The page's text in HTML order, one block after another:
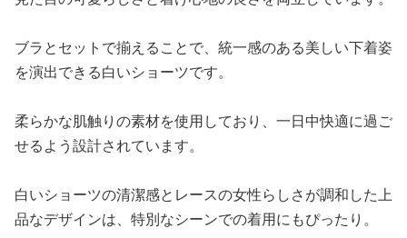
ブラとセットで揃えることで、統一感のある美しい下着姿
を演出できる白いショーツです。
柔らかな肌触りの素材を使用しており、一日中快適に過ご
せるよう設計されています。
白いショーツの清潔感とレースの女性らしさが調和した上
品なデザインは、特別なシーンでの着用にもぴったり。